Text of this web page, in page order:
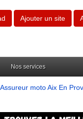
Ajouter un site
Nos services
Assureur moto Aix En